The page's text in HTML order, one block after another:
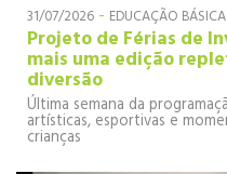
31/07/2026 - EDUCAÇÃO BÁSICA
Projeto de Férias de
mais uma edição
diversão
Última semana da
artísticas, esportivas e
crianças